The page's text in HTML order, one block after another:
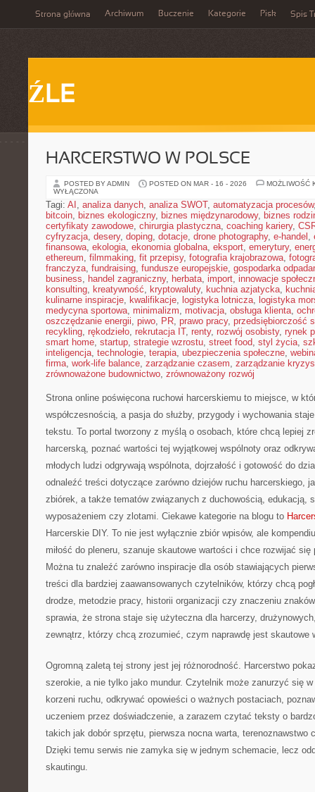
Strona główna Archiwum Buczenie Kategorie Pisk Spis
ŹLE
HARCERSTWO W POLSCE
POSTED BY ADMIN POSTED ON MAR - 16 - 2026
MOŻLIWOŚĆ
WYŁĄCZONA
Tagi: AI , analiza danych, analiza SWOT, automatyzacja procesów
bitcoin, biznes ekologiczny, biznes międzynarodowy, biznes
certyfikaty zawodowe, chirurgia plastyczna, coaching kariery,
cyfryzacja, desery, doping, dotacje, drone photography, e-handel ,
finansowa, ekologia, ekonomia globalna, eksport, emerytury,
ethereum, filmmaking, fit przepisy, fotografia krajobrazowa,
franczyza, fundraising, fundusze europejskie, gospodarka
business, handel zagraniczny, herbata, import, innowacje
konsulting, kreatywność, kryptowaluty, kuchnia azjatycka,
kulinarne inspiracje, kwalifikacje, logistyka lotnicza, logistyka
medycyna sportowa, minimalizm, motivacja, obsługa klienta,
oszczędzanie energii, piwo, PR, prawo pracy, przedsiębiorczość
recykling, rękodzieło, rekrutacja IT, renty, rozwój osobisty, rynek
smart home, startup, strategie wzrostu, street food, styl życia,
inteligencja, technologie, terapia, ubezpieczenia społeczne,
firma, work-life balance, zarządzanie czasem, zarządzanie
zrównoważone budownictwo, zrównoważony rozwój
Strona online poświęcona ruchowi harcerskiemu to miejsce, w
współczesnością, a pasja do służby, przygody i wychowania
tekstu. To portal tworzony z myślą o osobach, które chcą lepiej
harcerską, poznać wartości tej wyjątkowej wspólnoty oraz
młodych ludzi odgrywają wspólnota, dojrzałość i gotowość do
odnaleźć treści dotyczące zarówno dziejów ruchu harcerskiego,
zbiórek, a także tematów związanych z duchowością, edukacją,
wyposażeniem czy zlotami. Ciekawe kategorie na blogu to
Harcerskie DIY. To nie jest wyłącznie zbiór wpisów, ale
miłość do pleneru, szanuje skautowe wartości i chce rozwijać się
Można tu znaleźć zarówno inspiracje dla osób stawiających
treści dla bardziej zaawansowanych czytelników, którzy chcą
drodze, metodzie pracy, historii organizacji czy znaczeniu
sprawia, że strona staje się użyteczna dla harcerzy,
zewnątrz, którzy chcą zrozumieć, czym naprawdę jest skautowe
Ogromną zaletą tej strony jest jej różnorodność. Harcerstwo
szerokie, a nie tylko jako mundur. Czytelnik może zanurzyć się
korzeni ruchu, odkrywać opowieści o ważnych postaciach,
uczeniem przez doświadczenie, a zarazem czytać teksty o
takich jak dobór sprzętu, pierwsza nocna warta, terenoznawstwo
Dzięki temu serwis nie zamyka się w jednym schemacie, lecz
skautingu.